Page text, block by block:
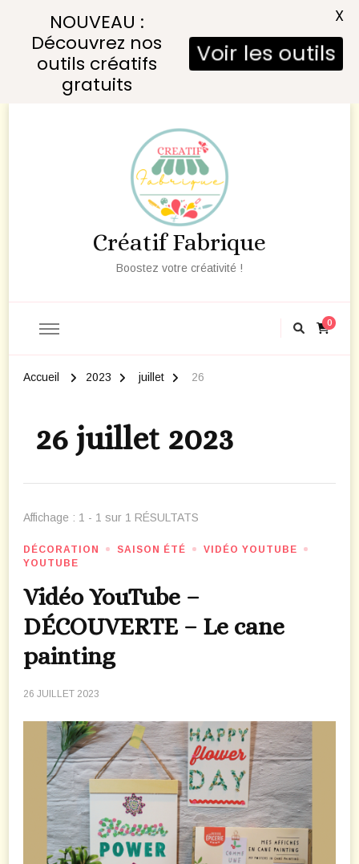
Créatif Fabrique
Boostez votre créativité !
0
Accueil 2023 juillet 26
26 juillet 2023
Affichage : 1 - 1 sur 1 RÉSULTATS
DÉCORATION SAISON ÉTÉ
VIDÉO YOUTUBE
YOUTUBE
Vidéo YouTube –
DÉCOUVERTE – Le cane
painting
26 JUILLET 2023
NOUVEAU :
Découvrez nos
outils créatifs
gratuits
Voir les outils
X